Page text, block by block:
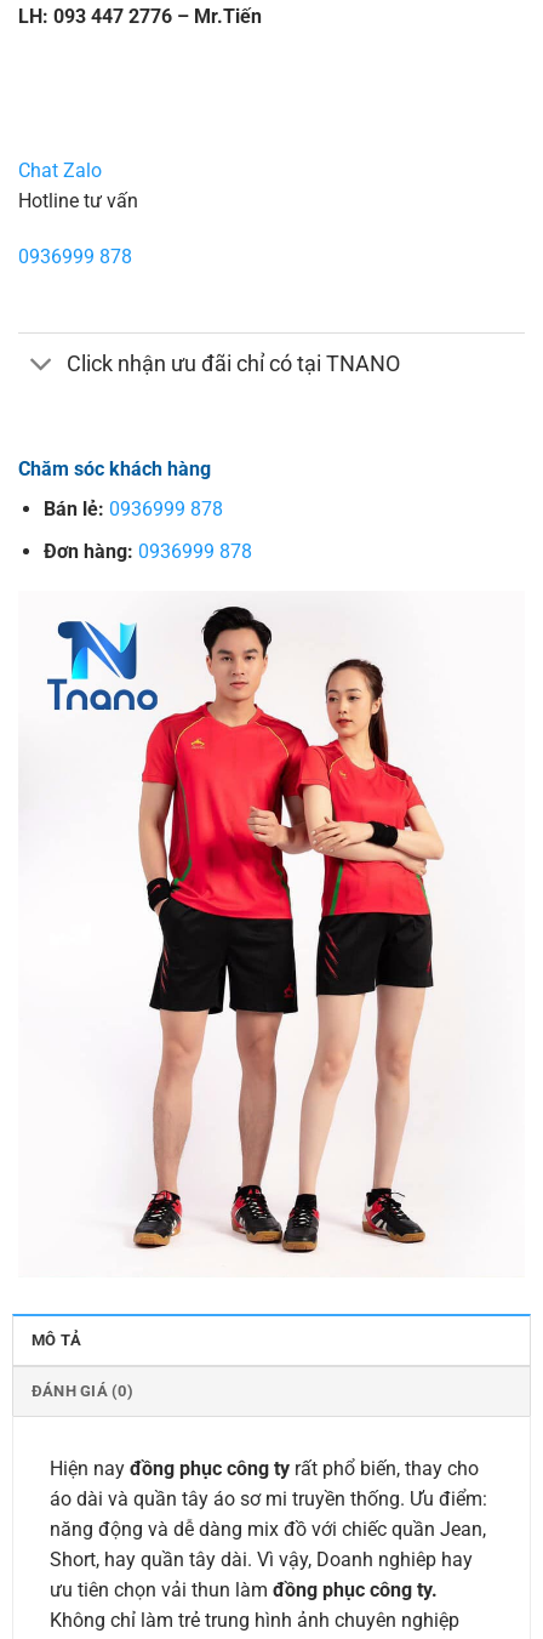
LH: 093 447 2776 – Mr.Tiến
Chat Zalo
Hotline tư vấn
0936999 878
Click nhận ưu đãi chỉ có tại TNANO
Chăm sóc khách hàng
Bán lẻ: 0936999 878
Đơn hàng: 0936999 878
MÔ TẢ
ĐÁNH GIÁ (0)
Hiện nay đồng phục công tyrất phổ biến, thay cho
áo dài và quần tây áo sơ mi truyền thống. Ưu điểm:
năng động và dễ dàng mix đồ với chiếc quần Jean,
Short, hay quần tây dài. Vì vậy, Doanh nghiêp hay
ưu tiên chọn vải thun làm đồng phục công ty.
Không chỉ làm trẻ trung hình ảnh chuyên nghiệp